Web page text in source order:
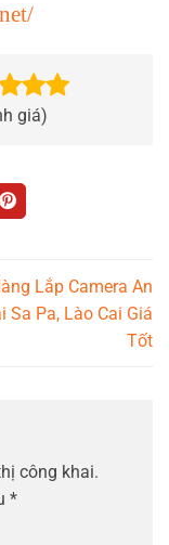
giá)
Lắp Camera An
Sa Pa, Lào Cai Giá
Tốt
công khai.
*